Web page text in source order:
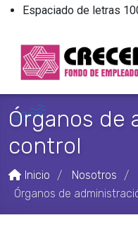
Espaciado de letras
Órganos de
control
Inicio / Nosotros
/
Órganos de